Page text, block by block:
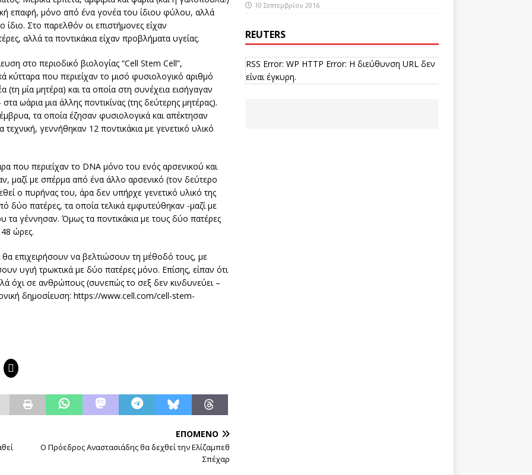
επαφή, μόνο από ένα γονέα του ίδιου φύλου, αλλά
Στο παρελθόν οι επιστήμονες είχαν
αλλά τα ποντικάκια είχαν προβλήματα υγείας.
στο περιοδικό βιολογίας “Cell Stem Cell”,
κύτταρα που περιείχαν το μισό φυσιολογικό αριθμό
μία μητέρα) και τα οποία στη συνέχεια εισήγαγαν
ωάρια μια άλλης ποντικίνας (της δεύτερης μητέρας).
τα οποία έζησαν φυσιολογικά και απέκτησαν
γεννήθηκαν 12 ποντικάκια με γενετικό υλικό
που περιείχαν το DNA μόνο του ενός αρσενικού και
μαζί με σπέρμα από ένα άλλο αρσενικό (τον δεύτερο
ο πυρήνας του, άρα δεν υπήρχε γενετικό υλικό της
δύο πατέρες, τα οποία τελικά εμφυτεύθηκαν -μαζί με
τα γέννησαν. Όμως τα ποντικάκια με τους δύο πατέρες
ώρες.
επιχειρήσουν να βελτιώσουν τη μέθοδό τους, με
υγιή τρωκτικά με δύο πατέρες μόνο. Επίσης, είπαν ότι
όχι σε ανθρώπους (συνεπώς το σεξ δεν κινδυνεύει –
δημοσίευση: https://www.cell.com/cell-stem-
ΕΠΌΜΕΝΟ
Ο Πρόεδρος Αναστασιάδης θα δεχθεί την Ελίζαμπεθ
Σπέχαρ
10 Σεπτεμβρίου 2016
REUTERS
RSS Error: WP HTTP Error: Η διεύθυνση URL δεν
είναι έγκυρη.